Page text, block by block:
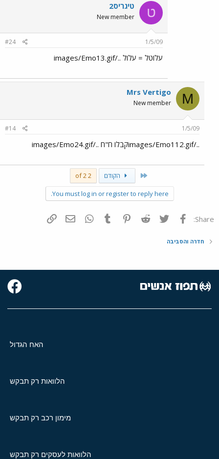
ט טיגריס2
New member
1/5/09
#24
עלוטל = עלול ../images/Emo13.gif
M
Mrs Vertigo
New member
1/5/09
#14
../images/Emo112.gifקבלו ח"ח ../images/Emo24.gif
First הקודם 2 of 2
You must log in or register to reply here.
Share: פייסבוק Twitter
Reddit
Pinterest
Tumblr
WhatsAppדואר אלקטרוני
חדרה והסביבה
האח הגדול
הלוואות רק תבקש
מימון רכב רק תבקש
הלוואות לעסקים רק תבקש